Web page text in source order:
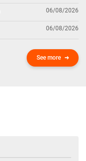
06/08/2026
06/08/2026
See more